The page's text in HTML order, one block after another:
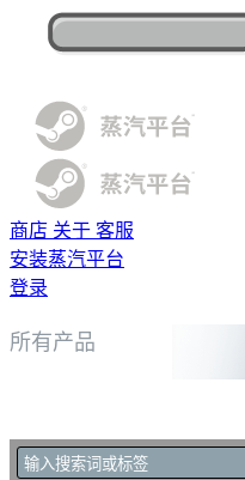
商店 关于 客服
安装蒸汽平台
登录
所有产品